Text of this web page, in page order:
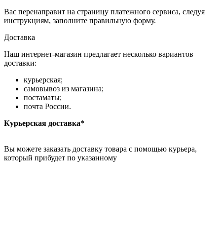
Вас перенаправит на страницу платежного сервиса, следуя
инструкциям, заполните правильную форму.
Доставка
Наш интернет-магазин предлагает несколько вариантов
доставки:
курьерская;
самовывоз из магазина;
постаматы;
почта России.
Курьерская доставка*
Вы можете заказать доставку товара с помощью курьера,
который прибудет по указанному